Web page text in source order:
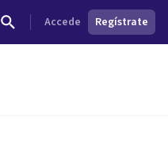
Accede Regístrate